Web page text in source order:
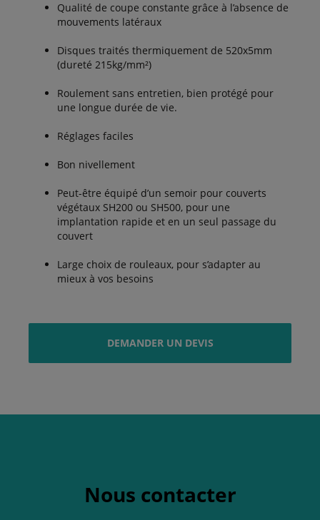
Qualité de coupe constante grâce à l’absence de
mouvements latéraux
Disques traités thermiquement de 520x5mm
(dureté 215kg/mm²)
Roulement sans entretien, bien protégé pour
une longue durée de vie.
Réglages faciles
Bon nivellement
Peut-être équipé d’un semoir pour couverts
végétaux SH200 ou SH500, pour une
implantation rapide et en un seul passage du
couvert
Large choix de rouleaux, pour s’adapter au
mieux à vos besoins
DEMANDER UN DEVIS
Nous contacter